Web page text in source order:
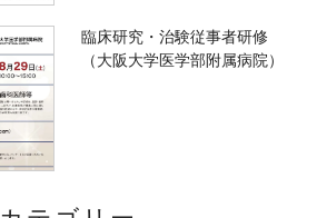
臨床研究・治験従事者研修
（大阪大学医学部附属病院）